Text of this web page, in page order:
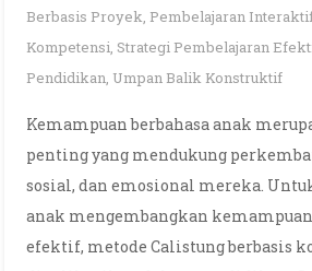
Berbasis Proyek, Pembelajaran
Kompetensi, Strategi Pembelajaran
Pendidikan, Umpan Balik Konstruktif
Kemampuan berbahasa anak
penting yang mendukung
sosial, dan emosional mereka.
anak mengembangkan kemampuan
efektif, metode Calistung berbasis